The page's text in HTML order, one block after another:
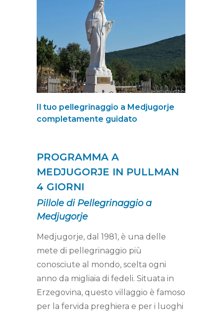
Il tuo pellegrinaggio a Medjugorje
completamente guidato
PROGRAMMA A
MEDJUGORJE IN PULLMAN
4 GIORNI
Pillole di Pellegrinaggio a
Medjugorje
Medjugorje, dal 1981, è una delle
mete di pellegrinaggio più
conosciute al mondo, scelta ogni
anno da migliaia di fedeli. Situata in
Erzegovina, questo villaggio è famoso
per la fervida preghiera e per i luoghi